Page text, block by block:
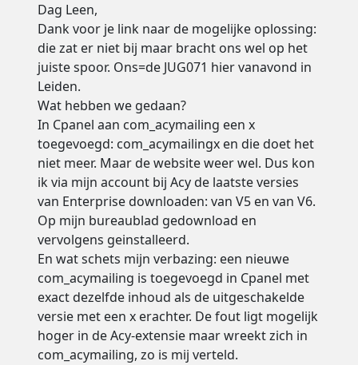
Dag Leen,
Dank voor je link naar de mogelijke oplossing:
die zat er niet bij maar bracht ons wel op het
juiste spoor. Ons=de JUG071 hier vanavond in
Leiden.
Wat hebben we gedaan?
In Cpanel aan com_acymailing een x
toegevoegd: com_acymailingx en die doet het
niet meer. Maar de website weer wel. Dus kon
ik via mijn account bij Acy de laatste versies
van Enterprise downloaden: van V5 en van V6.
Op mijn bureaublad gedownload en
vervolgens geinstalleerd.
En wat schets mijn verbazing: een nieuwe
com_acymailing is toegevoegd in Cpanel met
exact dezelfde inhoud als de uitgeschakelde
versie met een x erachter. De fout ligt mogelijk
hoger in de Acy-extensie maar wreekt zich in
com_acymailing, zo is mij verteld.